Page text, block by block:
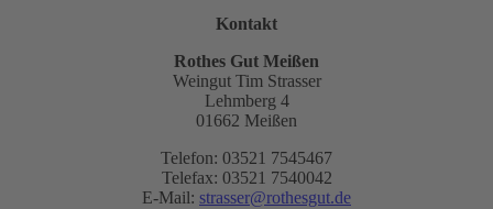
Kontakt
Rothes Gut Meißen
Weingut Tim Strasser
Lehmberg 4
01662 Meißen
Telefon: 03521 7545467
Telefax: 03521 7540042
E-Mail: strasser@rothesgut.de